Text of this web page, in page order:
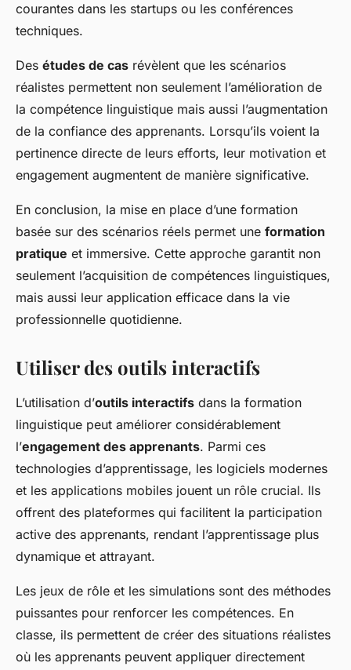
courantes dans les startups ou les conférences
techniques.
Des études de cas révèlent que les scénarios
réalistes permettent non seulement l’amélioration de
la compétence linguistique mais aussi l’augmentation
de la confiance des apprenants. Lorsqu’ils voient la
pertinence directe de leurs efforts, leur motivation et
engagement augmentent de manière significative.
En conclusion, la mise en place d’une formation
basée sur des scénarios réels permet une formation
pratique et immersive. Cette approche garantit non
seulement l’acquisition de compétences linguistiques,
mais aussi leur application efficace dans la vie
professionnelle quotidienne.
Utiliser des outils interactifs
L’utilisation d’outils interactifs dans la formation
linguistique peut améliorer considérablement
l’engagement des apprenants. Parmi ces
technologies d’apprentissage, les logiciels modernes
et les applications mobiles jouent un rôle crucial. Ils
offrent des plateformes qui facilitent la participation
active des apprenants, rendant l’apprentissage plus
dynamique et attrayant.
Les jeux de rôle et les simulations sont des méthodes
puissantes pour renforcer les compétences. En
classe, ils permettent de créer des situations réalistes
où les apprenants peuvent appliquer directement